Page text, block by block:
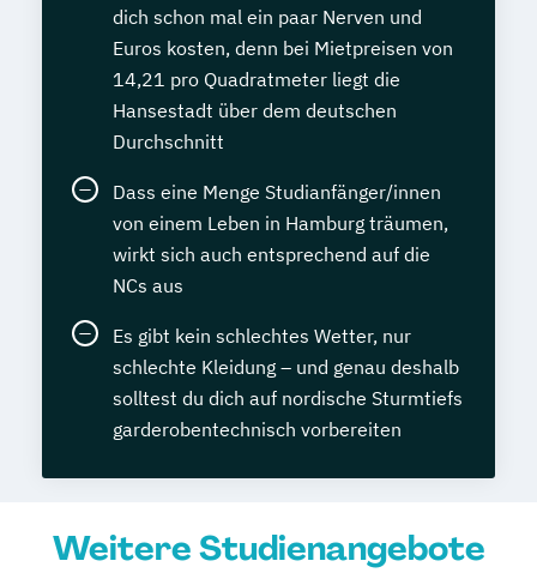
dich schon mal ein paar Nerven und
Euros kosten, denn bei Mietpreisen von
14,21 pro Quadratmeter liegt die
Hansestadt über dem deutschen
Durchschnitt
Dass eine Menge Studianfänger/innen
von einem Leben in Hamburg träumen,
wirkt sich auch entsprechend auf die
NCs aus
Es gibt kein schlechtes Wetter, nur
schlechte Kleidung – und genau deshalb
solltest du dich auf nordische Sturmtiefs
garderobentechnisch vorbereiten
Weitere Studienangebote